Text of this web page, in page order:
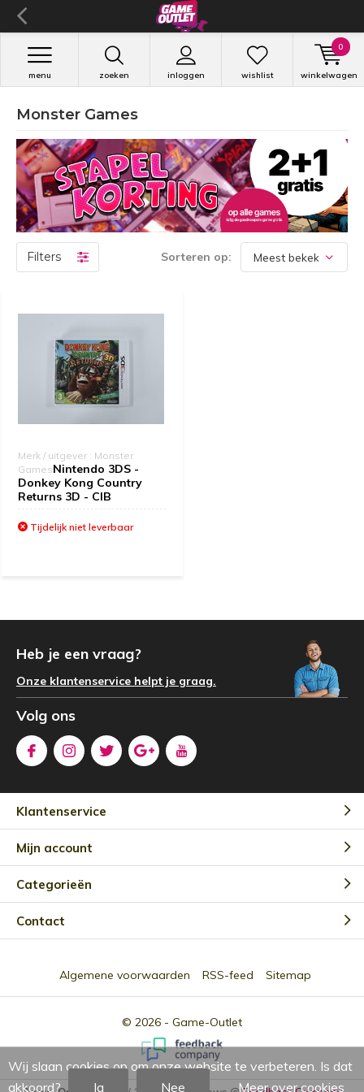
zoeken inloggen
menu wishlist winkelwagen
0
Monster Games
Filters Sorteren op:
Merk / uitgever : Monster
GamesNintendo 3DS -
Donkey Kong Country
Returns 3D - CIB
Tijdelijk niet leverbaar
Heb je een vraag?
Onze klantenservice helpt je graag.
Volg ons
Klantenservice
Mijn account
Categorieën
Contact
© 2026 - Game-Outlet
Algemene voorwaarden RSS-feed Sitemap
Wij slaan cookies op om onze website te verbeteren. Is dat
akkoord?
Ja Nee Meer over cookies